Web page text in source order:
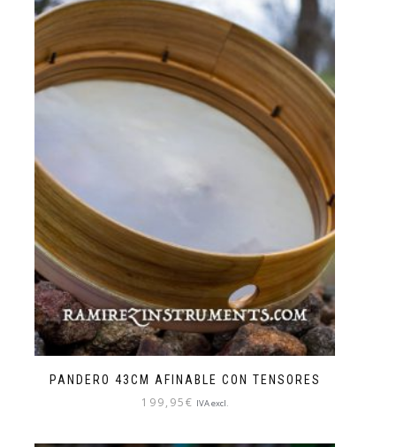
PANDERO 43CM AFINABLE CON TENSORES
199,95€ IVA excl.